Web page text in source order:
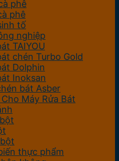
phê
phê
tố
nghiệp
TAIYOU
chén Turbo Gold
Dolphin
Inoksan
bát Asber
Máy Rửa Bát
thực phẩm